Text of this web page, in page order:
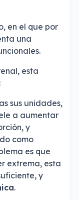
en el que por
una
esta
sus unidades,
a aumentar
y
como
es que
extrema, esta
y
.